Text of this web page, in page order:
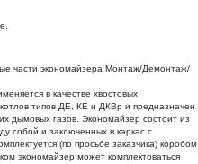
части экономайзера Монтаж/Демонтаж/
в качестве хвостовых
типов ДЕ, КЕ и ДКВр и предназначен
дымовых газов. Экономайзер состоит из
собой и заключенных в каркас с
(по просьбе заказчика) коробом
экономайзер может комплектоваться